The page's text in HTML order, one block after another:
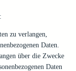
zu verlangen,
Daten.
über die Zwecke
Daten